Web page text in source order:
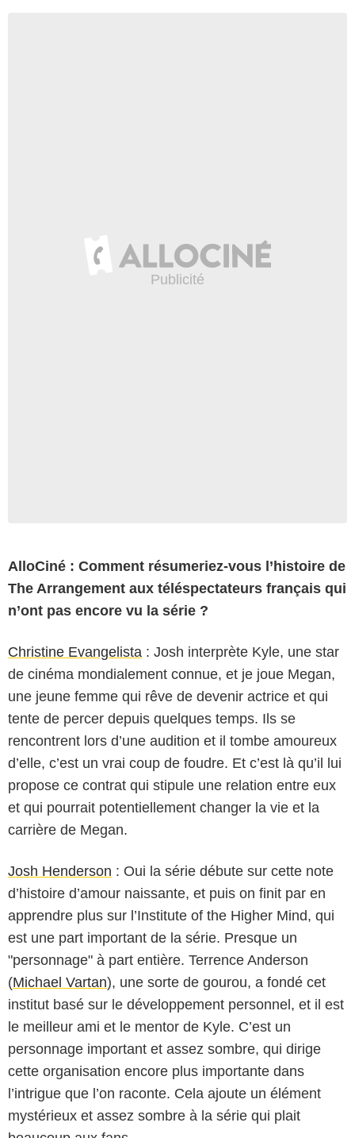
AlloCiné : Comment résumeriez-vous l’histoire de
The Arrangement aux téléspectateurs français qui
n’ont pas encore vu la série ?
Christine Evangelista : Josh interprète Kyle, une star
de cinéma mondialement connue, et je joue Megan,
une jeune femme qui rêve de devenir actrice et qui
tente de percer depuis quelques temps. Ils se
rencontrent lors d’une audition et il tombe amoureux
d’elle, c’est un vrai coup de foudre. Et c’est là qu’il lui
propose ce contrat qui stipule une relation entre eux
et qui pourrait potentiellement changer la vie et la
carrière de Megan.
Josh Henderson : Oui la série débute sur cette note
d’histoire d’amour naissante, et puis on finit par en
apprendre plus sur l’Institute of the Higher Mind, qui
est une part important de la série. Presque un
"personnage" à part entière. Terrence Anderson
(Michael Vartan), une sorte de gourou, a fondé cet
institut basé sur le développement personnel, et il est
le meilleur ami et le mentor de Kyle. C’est un
personnage important et assez sombre, qui dirige
cette organisation encore plus importante dans
l’intrigue que l’on raconte. Cela ajoute un élément
mystérieux et assez sombre à la série qui plait